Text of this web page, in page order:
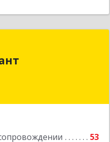
53
край, Ачинск г,
район, дом № 21А
Подробнее